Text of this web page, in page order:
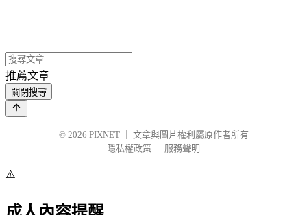
推薦文章
關閉搜尋
© 2026 PIXNET
文章與圖片權利屬原作者所有
隱私權政策
服務聲明
⚠️